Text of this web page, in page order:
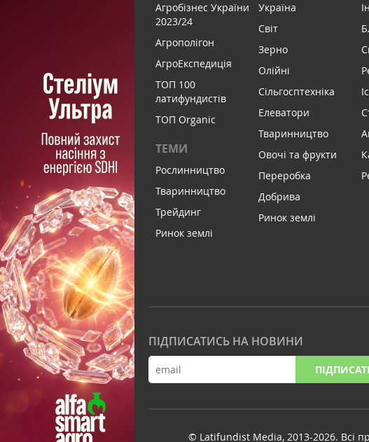
Агробізнес України
2023/24
Агрополігон
АгроЕкспедиція
ТОП 100
латифундистів
ТОП Organic
ТЕМИ
Рослинництво
Тваринництво
Трейдинг
Ринок землі
Україна
Світ
Зерно
Олійні
Сільгосптехніка
Елеватори
Тваринництво
Овочі та фрукти
Переробка
Добрива
Ринок землі
ПІДПИСАТИСЬ НА НОВИНИ
© Latifundist Media, 2013-2026. Всі